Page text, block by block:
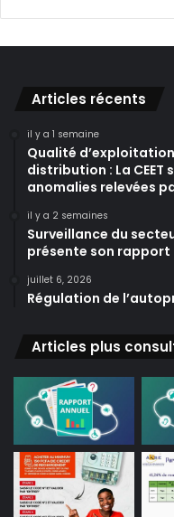
Articles récents
il y a 1 semaine
Qualité
distribution : La CEET
anomalies relevées
il y a 2 semaines
Surveillance du
présente son rapport
juillet 6, 2026
Régulation de
Articles plus